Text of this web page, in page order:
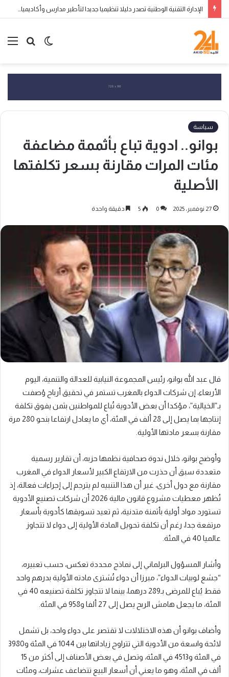
الإدارة التقنية الوطنية تصدر دليلا تنظيميا جديدا لتأطير مدارس وأكاديميات تكوين الناشئين
بحث
الوضع
سياسة
بوانو.. ادوية تباع بأثممة مضاعفة
مئات المرات مقارنة بسعر تكلفتها
الأصلية
27 نوفمبر، 2025 0
5 دقيقة واحدة
قال عبد الله بوانو، رئيس المجموعة النيابية للعدالة والتنمية، اليوم
الأربعاء، إن شركات الدواء بالمغرب تستمر في تحقيق أرباح وُصفت
بـ”الخيالية”، مؤكدا أن بعض الأدوية تُباع للمواطنين بثمن يفوق تكلفة
إنتاجها بما يصل إلى 28 ألف في المئة، أي ما يعادل ارتفاعا بنحو 280 مرة
مقارنة بسعر مادتها الأولية.
وأوضح بوانو، خلال ندوة صحافية نظمها حزبه، أن تقارير رسمية
متعددة سبق أن حذرت من الارتفاع الكبير لأسعار الدواء في المغرب
مقارنة مع دول أخرى، غير أن هذا التنبيه لم يترجم إلى إجراءات فعالة، إذ
تُظهر معطيات مشروع قانون مالية 2026 أن شركات تصنيع الأدوية
تستورد مواد أولية بأثمنة متدنية، ثم تعيد تسويقها كأدوية بأسعار
مرتفعة جدا، رغم أن تكلفة تحويل المادة الأولية إلى دواء لا تتجاوز
عالميا 40 في المئة.
وأشار المسؤول البرلماني إلى نماذج محددة تعكس، حسب تعبيره،
“جشع لوبيات الدواء”، مبرزا أن دواء تُشترى مادته الأولية بدرهم واحد
فقط يُباع للمرضى بـ289 درهما، بينما لا تتجاوز تكلفة تصنيعه 40 في
المئة، ما يجعل هامش الربح يصل إلى 27 ألفا و958 في المئة.
وأضاف بوانو أن هذه الاختلالات لا تقتصر على دواء واحد، بل تشمل
لائحة واسعة من الأدوية التي تتراوح زياداتها بين 1044 في المئة و3980
في المئة و4513 في المئة، وتصل في بعض الأصناف إلى أكثر من 15
ألف في المئة، وهو ما يعني أن أسعار البيع تتضاعف عشرات، ومئات